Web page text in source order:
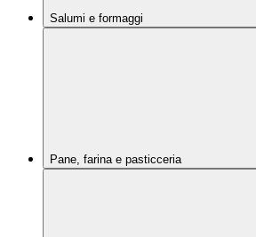
Salumi e formaggi
Pane, farina e pasticceria